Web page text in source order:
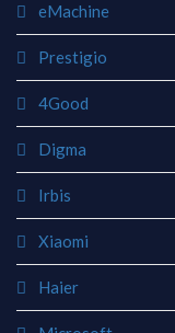
eMachine
Prestigio
4Good
Digma
Irbis
Xiaomi
Haier